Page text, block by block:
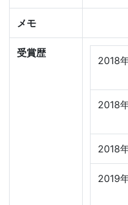
メモ
受賞歴
2018
2018
2018
2019